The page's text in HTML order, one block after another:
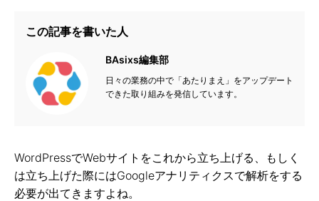
この記事を書いた人
BAsixs編集部
日々の業務の中で「あたりまえ」をアップデート
できた取り組みを発信しています。
WordPressでWebサイトをこれから立ち上げる、もしく
は立ち上げた際にはGoogleアナリティクスで解析をする
必要が出てきますよね。